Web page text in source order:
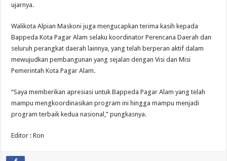
ujarnya.
Walikota Alpian Maskoni juga mengucapkan terima kasih kepada
Bappeda Kota Pagar Alam selaku koordinator Perencana Daerah dan
seluruh perangkat daerah lainnya, yang telah berperan aktif dalam
mewujudkan pembangunan yang sejalan dengan Visi dan Misi
Pemerintah Kota Pagar Alam.
“Saya memberikan apresiasi untuk Bappeda Pagar Alam yang telah
mampu mengkoordinasikan program ini hingga mampu menjadi
program terbaik kedua nasional,” pungkasnya.
Editor : Ron